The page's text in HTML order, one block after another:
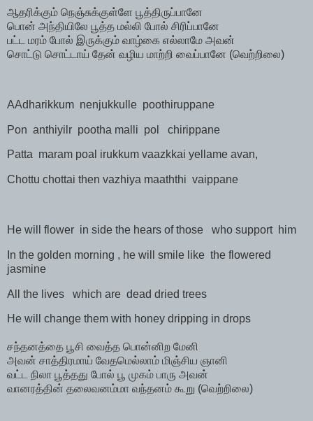
ஆதரிக்கும் நெஞ்சுக்குள்ளே பூத்திருப்பானே
பொன் அந்தியிலே பூத்த மல்லி போல் சிரிப்பானே
பட்ட
மரம் போல் இருக்கும் வாழ்கை எல்லாமே அவன்
சொட்டு சொட்டாய் தேன் வழிய மாற்றி வைப்பானே (வெற்றிலை)
AAdharikkum nenjukkulle poothiruppane
Pon anthiyilr pootha malli pol chirippane
Patta maram poal irukkum vaazkkai yellame avan,
Chottu chottai then vazhiya maaththi vaippane
He will flower in side the hears of those who support him
In the golden morning , he will smile like the flowered
jasmine
All the lives which are dead dried trees
He will change them with honey dripping in drops
சந்தனத்தை பூசி வைத்த பொன்னிற மேனி
அவன் சாத்திரமாய் வேதமெல்லாம் மிஞ்சிய ஞானி
வட்ட நிலா பூத்தது போல் பூ முகம் பாரு அவன்
வானரத்தின் தலைவனம்மா வந்தனம் கூறு (வெற்றிலை)